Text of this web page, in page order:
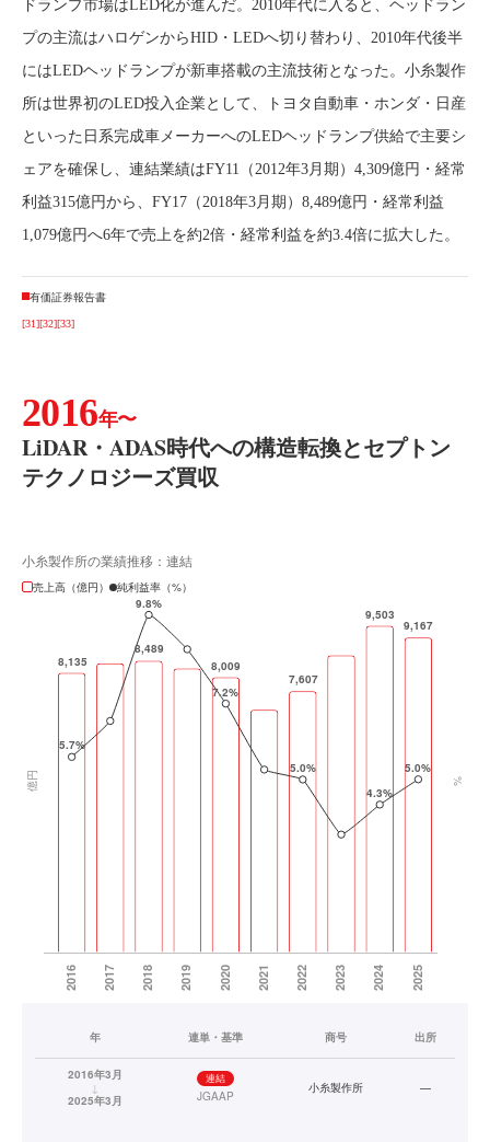
ドランプ市場はLED化が進んだ。2010年代に入ると、ヘッドラン
プの主流はハロゲンからHID・LEDへ切り替わり、2010年代後半
にはLEDヘッドランプが新車搭載の主流技術となった。小糸製作
所は世界初のLED投入企業として、トヨタ自動車・ホンダ・日産
といった日系完成車メーカーへのLEDヘッドランプ供給で主要シ
ェアを確保し、連結業績はFY11（2012年3月期）4,309億円・経常
利益315億円から、FY17（2018年3月期）8,489億円・経常利益
1,079億円へ6年で売上を約2倍・経常利益を約3.4倍に拡大した。
有価証券報告書
[31][32][33]
2016年〜
LiDAR・ADAS時代への構造転換とセプトン
テクノロジーズ買収
小糸製作所の業績推移：連結
売上高（億円）
純利益率（%）
年 連単・基準 商号 出所
2016年3月
↓
2025年3月
連結
JGAAP
小糸製作所 —